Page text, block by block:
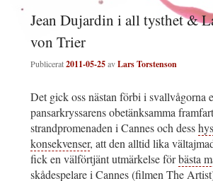
Jean Dujardin i all tysthet &
von Trier
Publicerat2011-05-25avLars Torstenson
Det gick oss nästan förbi i svallvågorna
pansarkryssarens obetänksamma
strandpromenaden i Cannes och dess
konsekvenser, att den alltid lika
fick en välförtjänt utmärkelse förbästa
skådespelarei Cannes (filmen The Artist